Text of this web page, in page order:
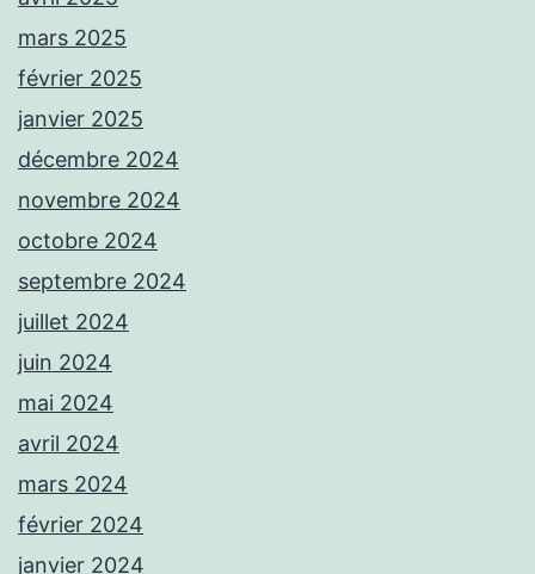
mars 2025
février 2025
janvier 2025
décembre 2024
novembre 2024
octobre 2024
septembre 2024
juillet 2024
juin 2024
mai 2024
avril 2024
mars 2024
février 2024
janvier 2024